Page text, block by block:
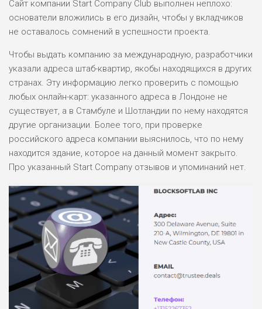
ПОДОЙДЕТ
РИСКИ: НИЗКИЕ
ДОХОД: НИЗКИЙ
БЮДЖЕТ: НИЗКИЙ
ОБЗОР
ПОДОЙДЕТ
ВСЕМ
РИСКИ: НИЗКИЕ
ДОХОД: СРЕДНИЙ
ОБЗОР
Сайт компании Start Company Club выполнен неплохо:
основатели вложились в его дизайн, чтобы у вкладчиков
не оставалось сомнений в успешности проекта.
Чтобы выдать компанию за международную, разработчики
указали адреса штаб-квартир, якобы находящихся в других
странах. Эту информацию легко проверить с помощью
любых онлайн-карт: указанного адреса в Лондоне не
существует, а в Стамбуле и Шотландии по нему находятся
другие организации. Более того, при проверке
российского адреса компании выяснилось, что по нему
находится здание, которое на данный момент закрыто.
Про указанный Start Company отзывов и упоминаний нет.